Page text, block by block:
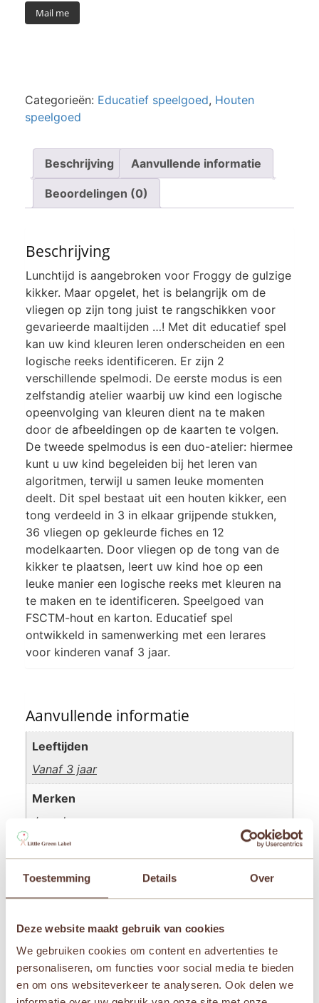
Toestemming Details Over
Deze website maakt gebruik van cookies
We gebruiken cookies om content en advertenties te
personaliseren, om functies voor social media te bieden
en om ons websiteverkeer te analyseren. Ook delen we
Mail me
Categorieën: Educatief speelgoed, Houten
speelgoed
Beschrijving Aanvullende informatie
Beoordelingen (0)
Beschrijving
Lunchtijd is aangebroken voor Froggy de gulzige
kikker. Maar opgelet, het is belangrijk om de
vliegen op zijn tong juist te rangschikken voor
gevarieerde maaltijden …! Met dit educatief spel
kan uw kind kleuren leren onderscheiden en een
logische reeks identificeren. Er zijn 2
verschillende spelmodi. De eerste modus is een
zelfstandig atelier waarbij uw kind een logische
opeenvolging van kleuren dient na te maken
door de afbeeldingen op de kaarten te volgen.
De tweede spelmodus is een duo-atelier: hiermee
kunt u uw kind begeleiden bij het leren van
algoritmen, terwijl u samen leuke momenten
deelt. Dit spel bestaat uit een houten kikker, een
tong verdeeld in 3 in elkaar grijpende stukken,
36 vliegen op gekleurde fiches en 12
modelkaarten. Door vliegen op de tong van de
kikker te plaatsen, leert uw kind hoe op een
leuke manier een logische reeks met kleuren na
te maken en te identificeren. Speelgoed van
FSCTM-hout en karton. Educatief spel
ontwikkeld in samenwerking met een lerares
voor kinderen vanaf 3 jaar.
Aanvullende informatie
Leeftijden
Vanaf 3 jaar
Merken
Janod
Beoordelingen
Er zijn nog geen beoordelingen.
Wees de eerste om “Janod Pedagogie – De
Algoritme Kikker” te beoordelen
Je e-mailadres wordt niet gepubliceerd. Vereiste